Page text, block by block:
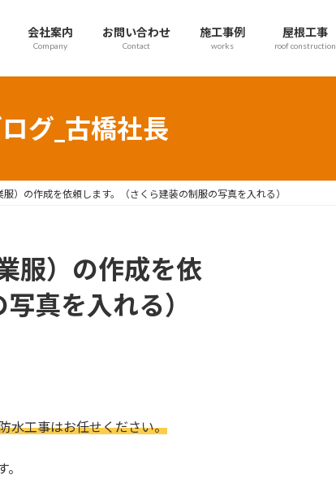
会社案内
Company
お問い合わせ
Contact
施工事例
works
屋根工事
roof construction
グ_古橋社長
）の作成を依頼します。（さくら建装の制服の写真を入れる）
服）の作成を依
真を入れる）
水工事はお任せください。